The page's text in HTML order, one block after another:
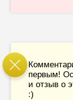
первым!
и отзыв о
:)